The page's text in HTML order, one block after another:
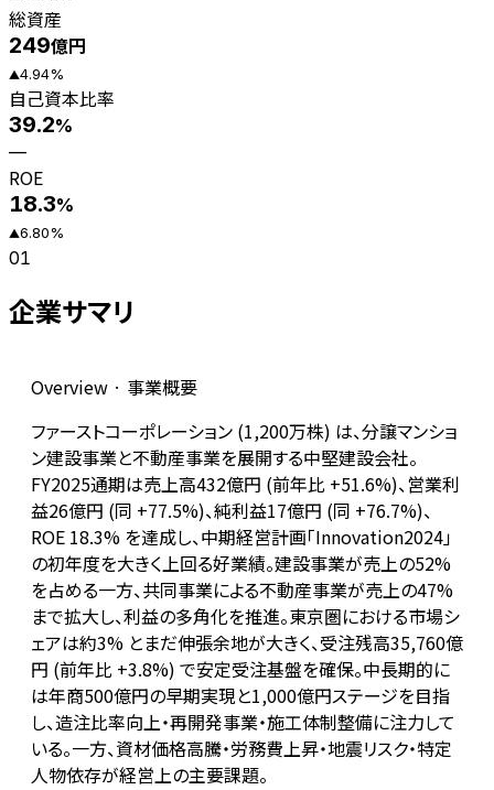
総資産
249億円
▲4.94%
自己資本比率
39.2%
—
ROE
18.3%
▲6.80%
01
企業サマリ
Overview · 事業概要
ファーストコーポレーション (1,200万株) は、分譲マンショ
ン建設事業と不動産事業を展開する中堅建設会社。
FY2025通期は売上高432億円 (前年比 +51.6%)、営業利
益26億円 (同 +77.5%)、純利益17億円 (同 +76.7%)、
ROE 18.3% を達成し、中期経営計画「Innovation2024」
の初年度を大きく上回る好業績。建設事業が売上の52%
を占める一方、共同事業による不動産事業が売上の47%
まで拡大し、利益の多角化を推進。東京圏における市場シ
ェアは約3% とまだ伸張余地が大きく、受注残高35,760億
円 (前年比 +3.8%) で安定受注基盤を確保。中長期的に
は年商500億円の早期実現と1,000億円ステージを目指
し、造注比率向上・再開発事業・施工体制整備に注力して
いる。一方、資材価格高騰・労務費上昇・地震リスク・特定
人物依存が経営上の主要課題。